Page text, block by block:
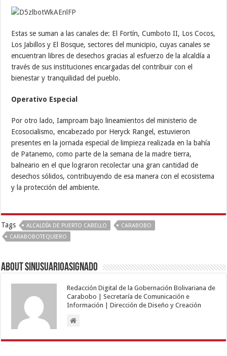
Estas se suman a las canales de: El Fortín, Cumboto II, Los Cocos,
Los Jabillos y El Bosque, sectores del municipio, cuyas canales se
encuentran libres de desechos gracias al esfuerzo de la alcaldía a
través de sus instituciones encargadas del contribuir con el
bienestar y tranquilidad del pueblo.
Operativo Especial
Por otro lado, Iamproam bajo lineamientos del ministerio de
Ecosocialismo, encabezado por Heryck Rangel, estuvieron
presentes en la jornada especial de limpieza realizada en la bahía
de Patanemo, como parte de la semana de la madre tierra,
balneario en el que lograron recolectar una gran cantidad de
desechos sólidos, contribuyendo de esa manera con el ecosistema
y la protección del ambiente.
Tags ALCALDÍA DE PUERTO CABELLO
CARABOBO
CARABOBOTEQUIERO
About sinusuarioasignado
Redacción Digital de la Gobernación Bolivariana de
Carabobo | Secretaría de Comunicación e
Información | Dirección de Diseño y Creación